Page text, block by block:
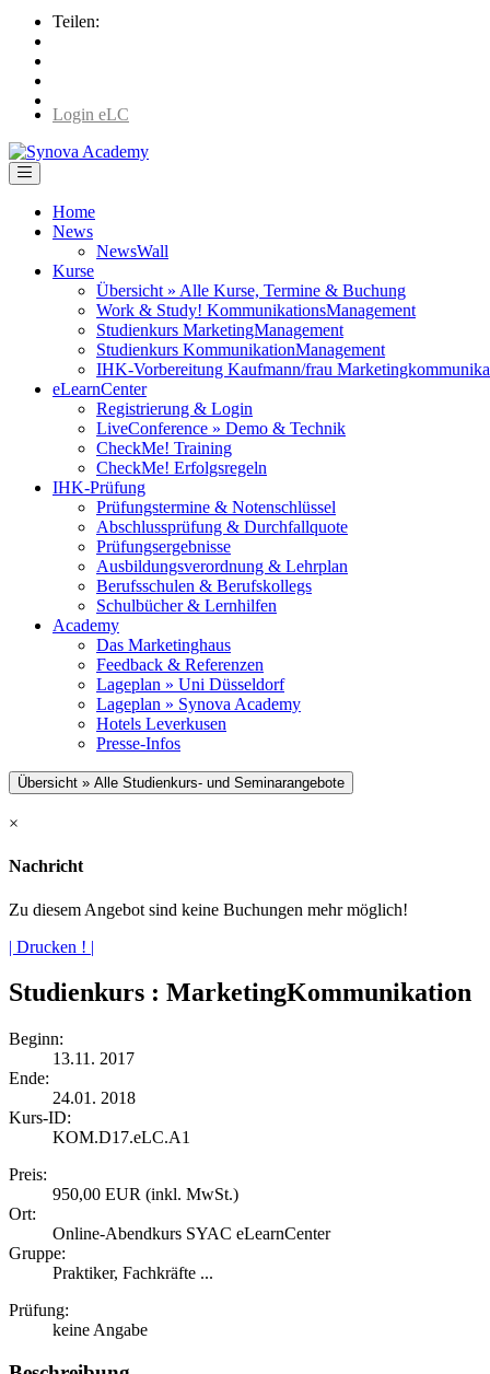
Teilen:
Login eLC
Home
News
NewsWall
Kurse
Übersicht » Alle Kurse, Termine & Buchung
Work & Study! KommunikationsManagement
Studienkurs MarketingManagement
Studienkurs KommunikationManagement
IHK-Vorbereitung Kaufmann/frau
eLearnCenter
Registrierung & Login
LiveConference » Demo & Technik
CheckMe! Training
CheckMe! Erfolgsregeln
IHK-Prüfung
Prüfungstermine & Notenschlüssel
Abschlussprüfung & Durchfallquote
Prüfungsergebnisse
Ausbildungsverordnung & Lehrplan
Berufsschulen & Berufskollegs
Schulbücher & Lernhilfen
Academy
Das Marketinghaus
Feedback & Referenzen
Lageplan » Uni Düsseldorf
Lageplan » Synova Academy
Hotels Leverkusen
Presse-Infos
Übersicht » Alle Studienkurs- und Seminarangebote
×
Nachricht
Zu diesem Angebot sind keine Buchungen mehr möglich!
| Drucken ! |
Studienkurs : MarketingKommunikation
Beginn:
13.11. 2017
Ende:
24.01. 2018
Kurs-ID:
KOM.D17.eLC.A1
Preis:
950,00 EUR (inkl. MwSt.)
Ort:
Online-Abendkurs SYAC eLearnCenter
Gruppe:
Praktiker, Fachkräfte ...
Prüfung:
keine Angabe